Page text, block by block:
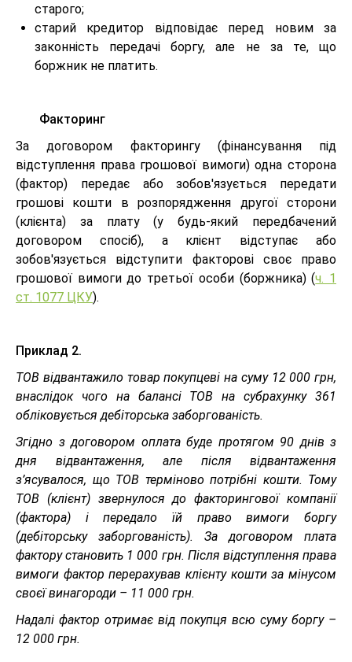
старого;
старий кредитор відповідає перед новим за
законність передачі боргу, але не за те, що
боржник не платить.
Факторинг
За договором факторингу (фінансування під
відступлення права грошової вимоги) одна сторона
(фактор) передає або зобов'язується передати
грошові кошти в розпорядження другої сторони
(клієнта) за плату (у будь-який передбачений
договором спосіб), а клієнт відступає або
зобов'язується відступити факторові своє право
грошової вимоги до третьої особи (боржника) (ч. 1
ст. 1077 ЦКУ).
Приклад 2.
ТОВ відвантажило товар покупцеві на суму 12 000 грн,
внаслідок чого на балансі ТОВ на субрахунку 361
обліковується дебіторська заборгованість.
Згідно з договором оплата буде протягом 90 днів з
дня відвантаження, але після відвантаження
з’ясувалося, що ТОВ терміново потрібні кошти. Тому
ТОВ (клієнт) звернулося до факторингової компанії
(фактора) і передало їй право вимоги боргу
(дебіторську заборгованість). За договором плата
фактору становить 1 000 грн. Після відступлення права
вимоги фактор перерахував клієнту кошти за мінусом
своєї винагороди – 11 000 грн.
Надалі фактор отримає від покупця всю суму боргу –
12 000 грн.